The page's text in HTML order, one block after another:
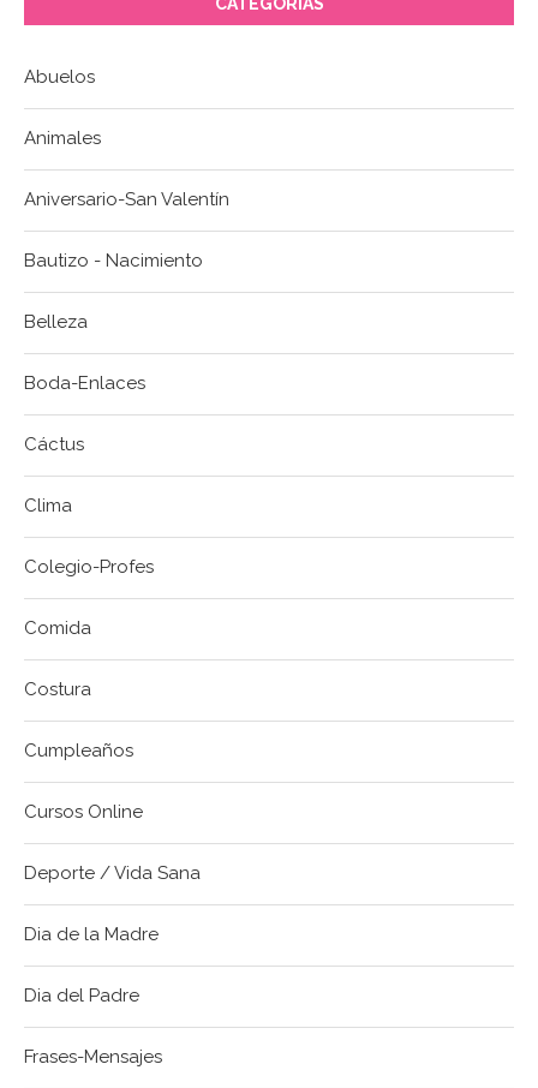
Abuelos
Animales
Aniversario-San Valentín
Bautizo - Nacimiento
Belleza
Boda-Enlaces
Cáctus
Clima
Colegio-Profes
Comida
Costura
Cumpleaños
Cursos Online
Deporte / Vida Sana
Dia de la Madre
Dia del Padre
Frases-Mensajes